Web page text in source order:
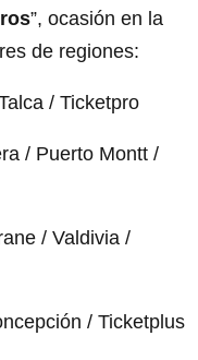
”, ocasión en la
de regiones:
/ Ticketpro
/ Puerto Montt /
/ Valdivia /
/ Ticketplus